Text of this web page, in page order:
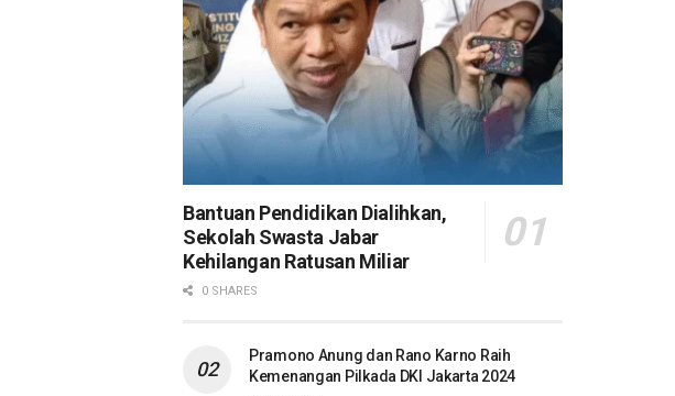
Bantuan Pendidikan Dialihkan,
Sekolah Swasta Jabar
Kehilangan Ratusan Miliar
0 SHARES
Pramono Anung dan Rano Karno Raih
Kemenangan Pilkada DKI Jakarta 2024